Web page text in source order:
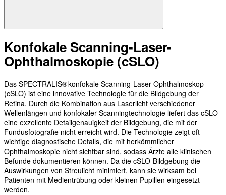
Konfokale Scanning-Laser-
Ophthalmoskopie (cSLO)
Das SPECTRALIS® konfokale Scanning-Laser-Ophthalmoskop
(cSLO) ist eine innovative Technologie für die Bildgebung der
Retina. Durch die Kombination aus Laserlicht verschiedener
Wellenlängen und konfokaler Scanningtechnologie liefert das cSLO
eine exzellente Detailgenauigkeit der Bildgebung, die mit der
Fundusfotografie nicht erreicht wird. Die Technologie zeigt oft
wichtige diagnostische Details, die mit herkömmlicher
Ophthalmoskopie nicht sichtbar sind, sodass Ärzte alle klinischen
Befunde dokumentieren können. Da die cSLO-Bildgebung die
Auswirkungen von Streulicht minimiert, kann sie wirksam bei
Patienten mit Medientrübung oder kleinen Pupillen eingesetzt
werden.